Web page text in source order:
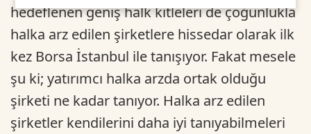
hedeflenen geniş halk kitleleri de çoğunlukla
halka arz edilen şirketlere hissedar olarak ilk
kez Borsa İstanbul ile tanışıyor. Fakat mesele
şu ki; yatırımcı halka arzda ortak olduğu
şirketi ne kadar tanıyor. Halka arz edilen
şirketler kendilerini daha iyi tanıyabilmeleri